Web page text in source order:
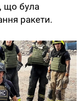
що була
ракети.